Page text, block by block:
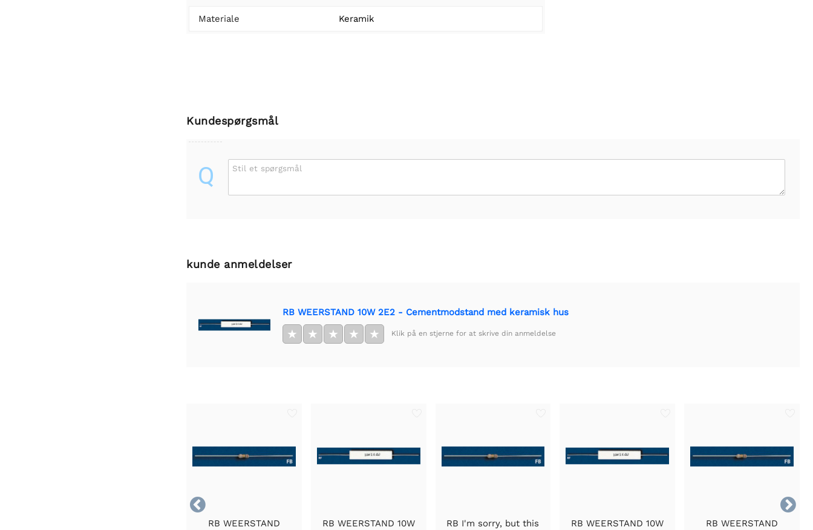
Materiale Keramik
Kundespørgsmål
Q Stil et spørgsmål
kunde anmeldelser
RB WEERSTAND 10W 2E2 - Cementmodstand med keramisk hus
★ ★ ★ ★ ★ Klik på en stjerne for at skrive din anmeldelse


RB WEERSTAND RB WEERSTAND 10W RB I'm sorry, but this RB WEERSTAND 10W RB WEERSTAND